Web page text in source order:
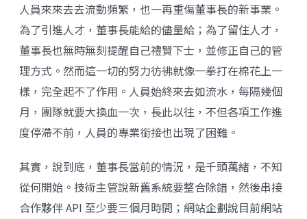
人員來來去去流動頻繁，也一再重傷董事長的新事業。
為了引進人才，董事長能給的儘量給；為了留住人才，
董事長也無時無刻提醒自己禮賢下士，並修正自己的管
理方式。然而這一切的努力彷彿就像一拳打在棉花上一
樣，完全起不了作用。人員始終來去如流水，每隔幾個
月，團隊就要大換血一次，長此以往，不但各項工作進
度停滯不前，人員的專業銜接也出現了困難。
其實，說到底，董事長當前的情況，是千頭萬緒，不知
從何開始。技術主管說新舊系統要整合除錯，然後串接
合作夥伴 API 至少要三個月時間；網站企劃說目前網站